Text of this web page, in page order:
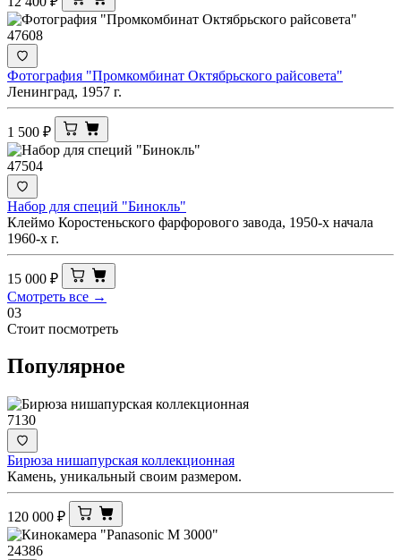
47608
Фотография "Промкомбинат Октябрьского райсовета"
Ленинград, 1957 г.
1 500 ₽
47504
Набор для специй "Бинокль"
Клеймо Коростеньского фарфорового завода, 1950-х начала
1960-х г.
15 000 ₽
Смотреть все →
03
Стоит посмотреть
Популярное
7130
Бирюза нишапурская коллекционная
Камень, уникальный своим размером.
120 000 ₽
24386